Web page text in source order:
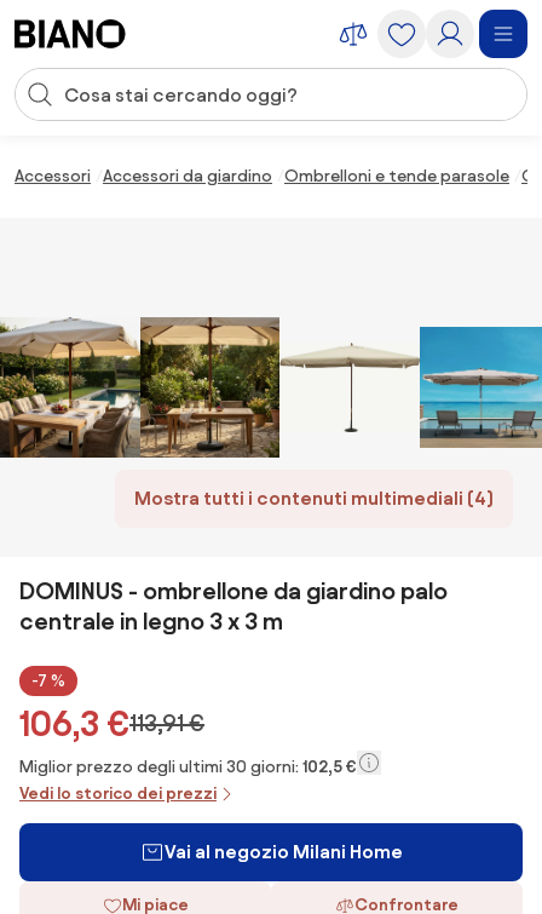
Input della ricerca
Accessori Accessori da giardino Ombrelloni e tende parasole
Mostra tutti i contenuti multimediali (4)
DOMINUS - ombrellone da giardino palo
centrale in legno 3 x 3 m
-7 %
106,3 €113,91 €
Miglior prezzo degli ultimi 30 giorni: 102,5 €
Vedi lo storico dei prezzi
Vai al negozio Milani Home
Mi piace Confrontare